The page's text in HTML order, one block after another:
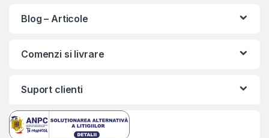
Blog – Articole
Comenzi si livrare
Suport clienti